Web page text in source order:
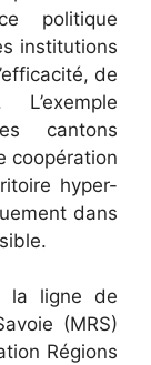
politique
institutions
de
cantons
coopération
hyper-
dans
la ligne de
(MRS)
Régions